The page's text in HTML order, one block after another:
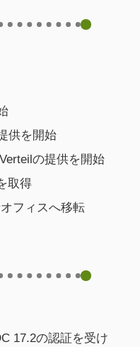
供を開始
の提供を開始
取得
フィスへ移転
17.2の認証を受け